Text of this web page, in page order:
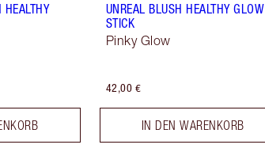
HEALTHY
UNREAL BLUSH HEALTHY GLOW
STICK
Pinky Glow
42,00 €
IN DEN WARENKORB